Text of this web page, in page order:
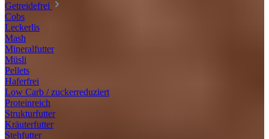
Getreidefrei
Cobs
Leckerlis
Mash
Mineralfutter
Müsli
Pellets
Haferfrei
Low Carb / zuckerreduziert
Proteinreich
Strukturfutter
Kräuterfutter
Stehfutter